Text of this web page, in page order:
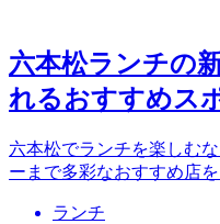
六本松ランチの
れるおすすめス
六本松でランチを楽しむ
ーまで多彩なおすすめ店
ランチ